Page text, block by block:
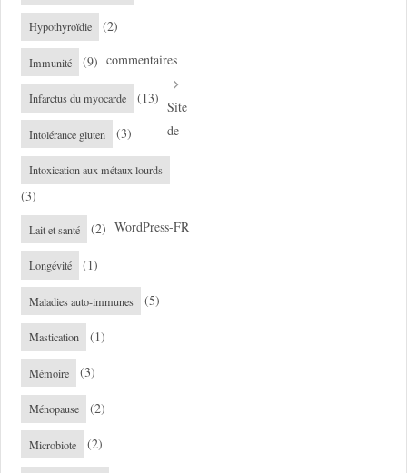
Hypothyroïdie (2)
Immunité (9)
Infarctus du myocarde (13)
Intolérance gluten (3)
Intoxication aux métaux lourds
(3)
Lait et santé (2)
Longévité (1)
Maladies auto-immunes (5)
Mastication (1)
Mémoire (3)
Ménopause (2)
Microbiote (2)
commentaires
Site
de
WordPress-FR